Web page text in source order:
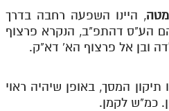
, היינו השפעה רחבה בדרך
הע"ס דהתפ"ב, הנקרא פרצוף
ובן אל פרצוף הא' דא"ק.
תיקון המסך, באופן שיהיה ראוי
כמ"ש לקמן.